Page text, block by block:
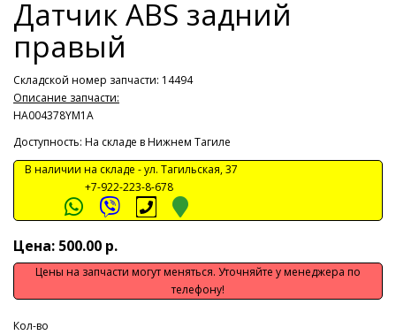
Датчик ABS задний
правый
Складской номер запчасти: 14494
Описание запчасти:
HA004378YM1A
Доступность: На складе в Нижнем Тагиле
В наличии на складе -ул. Тагильская, 37
+7-922-223-8-678
Цена: 500.00 р.
Цены на запчасти могут меняться. Уточняйте у менеджера по
телефону!
Кол-во